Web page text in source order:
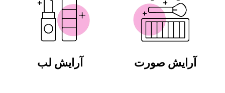
آرایش صورت آرایش لب